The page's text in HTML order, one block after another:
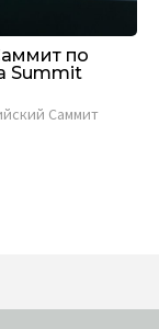
по
Summit
Саммит